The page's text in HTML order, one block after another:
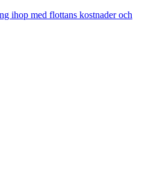
ihop med flottans kostnader och